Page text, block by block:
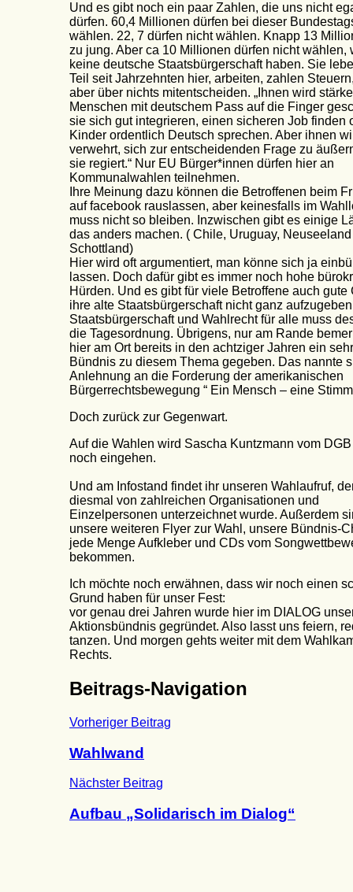
Und es gibt noch ein paar Zahlen, die uns nicht
dürfen. 60,4 Millionen dürfen bei dieser
wählen. 22, 7 dürfen nicht wählen. Knapp 13
zu jung. Aber ca 10 Millionen dürfen nicht wählen,
keine deutsche Staatsbürgerschaft haben. Sie
Teil seit Jahrzehnten hier, arbeiten, zahlen
aber über nichts mitentscheiden. „Ihnen wird
Menschen mit deutschem Pass auf die Finger
sie sich gut integrieren, einen sicheren Job finden
Kinder ordentlich Deutsch sprechen. Aber ihnen
verwehrt, sich zur entscheidenden Frage zu
sie regiert.“ Nur EU Bürger*innen dürfen hier an
Kommunalwahlen teilnehmen.
Ihre Meinung dazu können die Betroffenen beim
auf facebook rauslassen, aber keinesfalls im
muss nicht so bleiben. Inzwischen gibt es einige
das anders machen. ( Chile, Uruguay,
Schottland)
Hier wird oft argumentiert, man könne sich ja
lassen. Doch dafür gibt es immer noch hohe
Hürden. Und es gibt für viele Betroffene auch gute
ihre alte Staatsbürgerschaft nicht ganz
Staatsbürgerschaft und Wahlrecht für alle muss
die Tagesordnung. Übrigens, nur am Rande
hier am Ort bereits in den achtziger Jahren ein
Bündnis zu diesem Thema gegeben. Das nannte
Anlehnung an die Forderung der amerikanischen
Bürgerrechtsbewegung “ Ein Mensch – eine
Doch zurück zur Gegenwart.
Auf die Wahlen wird Sascha Kuntzmann vom
noch eingehen.
Und am Infostand findet ihr unseren Wahlaufruf,
diesmal von zahlreichen Organisationen und
Einzelpersonen unterzeichnet wurde. Außerdem
unsere weiteren Flyer zur Wahl, unsere Bündnis-
jede Menge Aufkleber und CDs vom
bekommen.
Ich möchte noch erwähnen, dass wir noch einen
Grund haben für unser Fest:
vor genau drei Jahren wurde hier im DIALOG
Aktionsbündnis gegründet. Also lasst uns feiern,
tanzen. Und morgen gehts weiter mit dem
Rechts.
Beitrags-Navigation
Vorheriger Beitrag
Wahlwand
Nächster Beitrag
Aufbau „Solidarisch im Dialog“